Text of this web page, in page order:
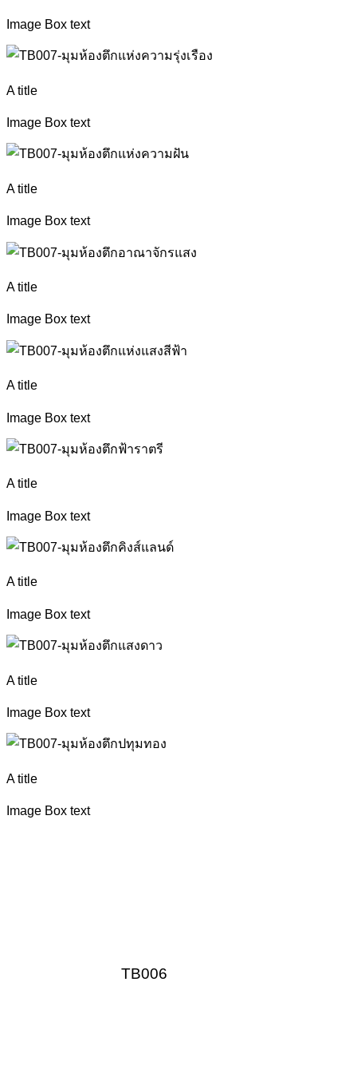
Image Box text
A title
Image Box text
A title
Image Box text
A title
Image Box text
A title
Image Box text
A title
Image Box text
A title
Image Box text
A title
Image Box text
A title
Image Box text
TB006